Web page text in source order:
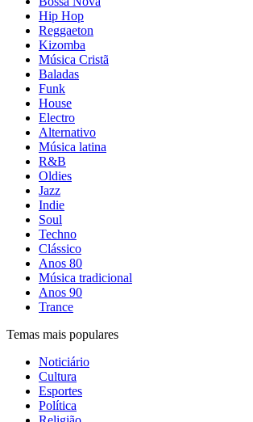
Hip Hop
Reggaeton
Kizomba
Música Cristã
Baladas
Funk
House
Electro
Alternativo
Música latina
R&B
Oldies
Jazz
Indie
Soul
Techno
Clássico
Anos 80
Música tradicional
Anos 90
Trance
Temas mais populares
Noticiário
Cultura
Esportes
Política